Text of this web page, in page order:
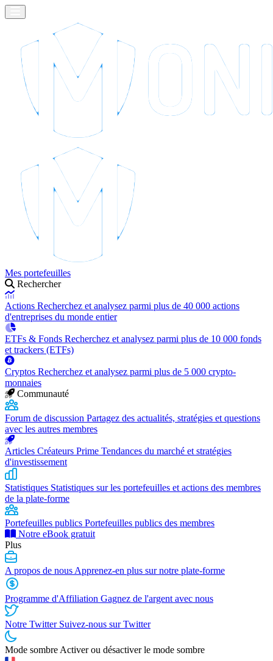
Mes portefeuilles
Rechercher
Actions Recherchez et analysez parmi plus de 40 000 actions
d'entreprises du monde entier
ETFs & Fonds Recherchez et analysez parmi plus de 10 000 fonds
et trackers (ETFs)
Cryptos Recherchez et analysez parmi plus de 5 000 crypto-
monnaies
Communauté
Forum de discussion Partagez des actualités, stratégies et questions
avec les autres membres
Articles Créateurs Prime Tendances du marché et stratégies
d'investissement
Statistiques Statistiques sur les portefeuilles et actions des membres
de la plate-forme
Portefeuilles publics Portefeuilles publics des membres
Notre eBook gratuit
Plus
A propos de nous Apprenez-en plus sur notre plate-forme
Programme d'Affiliation Gagnez de l'argent avec nous
Notre Twitter Suivez-nous sur Twitter
Mode sombre Activer ou désactiver le mode sombre